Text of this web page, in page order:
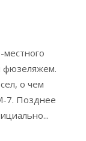
фюзеляжем.
о чем
7. Позднее